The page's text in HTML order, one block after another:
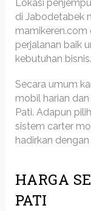
Lokasi
di Jabodetabek
mamikeren.com
perjalanan baik
kebutuhan bisnis.
Secara umum
mobil harian
Pati. Adapun
sistem carter
hadirkan
HARGA
PATI